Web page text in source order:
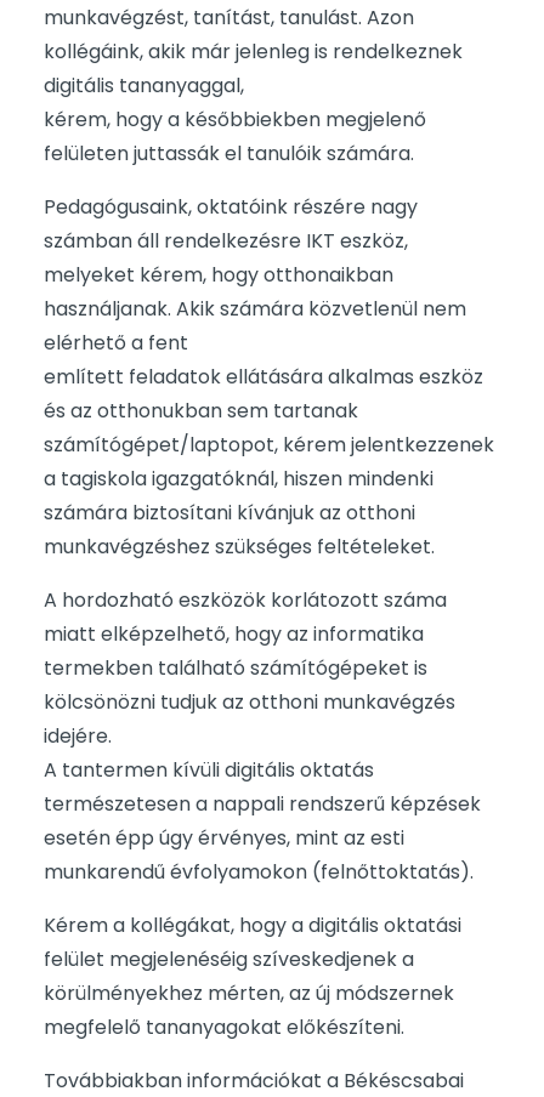
munkavégzést, tanítást, tanulást. Azon
kollégáink, akik már jelenleg is rendelkeznek
digitális tananyaggal,
kérem, hogy a későbbiekben megjelenő
felületen juttassák el tanulóik számára.
Pedagógusaink, oktatóink részére nagy
számban áll rendelkezésre IKT eszköz,
melyeket kérem, hogy otthonaikban
használjanak. Akik számára közvetlenül nem
elérhető a fent
említett feladatok ellátására alkalmas eszköz
és az otthonukban sem tartanak
számítógépet/laptopot, kérem jelentkezzenek
a tagiskola igazgatóknál, hiszen mindenki
számára biztosítani kívánjuk az otthoni
munkavégzéshez szükséges feltételeket.
A hordozható eszközök korlátozott száma
miatt elképzelhető, hogy az informatika
termekben található számítógépeket is
kölcsönözni tudjuk az otthoni munkavégzés
idejére.
A tantermen kívüli digitális oktatás
természetesen a nappali rendszerű képzések
esetén épp úgy érvényes, mint az esti
munkarendű évfolyamokon (felnőttoktatás).
Kérem a kollégákat, hogy a digitális oktatási
felület megjelenéséig szíveskedjenek a
körülményekhez mérten, az új módszernek
megfelelő tananyagokat előkészíteni.
Továbbiakban információkat a Békéscsabai